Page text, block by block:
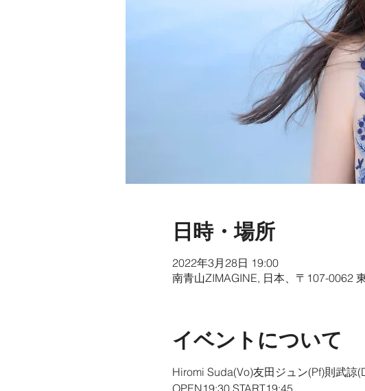
日時・場所
2022年3月28日 19:00
南青山ZIMAGINE, 日本、〒107-0062
イベントについて
Hiromi Suda(Vo)友田ジュン(Pf)則武諒
OPEN19:30 START19:45